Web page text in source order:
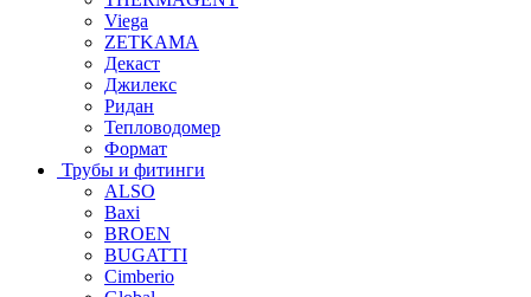
Viega
ZETKAMA
Декаст
Джилекс
Ридан
Тепловодомер
Формат
Трубы и фитинги
ALSO
Baxi
BROEN
BUGATTI
Cimberio